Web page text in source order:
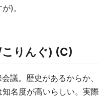
)。
りんぐ) (C)
議。歴史があるからか、
名度が高いらしい。実際